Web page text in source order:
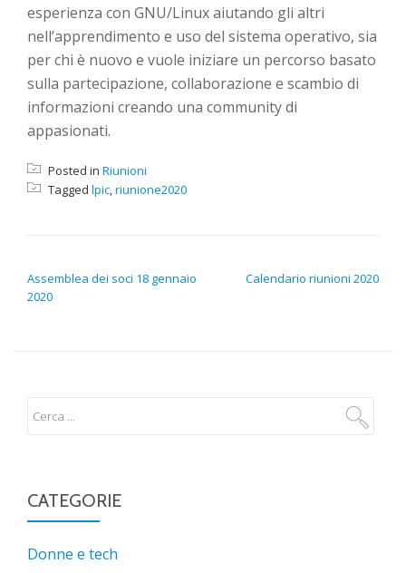
esperienza con GNU/Linux aiutando gli altri
nell’apprendimento e uso del sistema operativo, sia
per chi è nuovo e vuole iniziare un percorso basato
sulla partecipazione, collaborazione e scambio di
informazioni creando una community di
appasionati.
Posted in Riunioni
Tagged lpic,riunione2020
Assemblea dei soci 18 gennaio
2020
Calendario riunioni 2020
CATEGORIE
Donne e tech